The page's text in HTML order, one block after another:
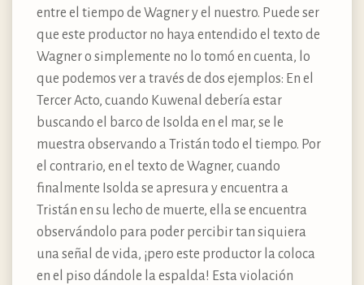
entre el tiempo de Wagner y el nuestro. Puede ser
que este productor no haya entendido el texto de
Wagner o simplemente no lo tomó en cuenta, lo
que podemos ver a través de dos ejemplos: En el
Tercer Acto, cuando Kuwenal debería estar
buscando el barco de Isolda en el mar, se le
muestra observando a Tristán todo el tiempo. Por
el contrario, en el texto de Wagner, cuando
finalmente Isolda se apresura y encuentra a
Tristán en su lecho de muerte, ella se encuentra
observándolo para poder percibir tan siquiera
una señal de vida, ¡pero este productor la coloca
en el piso dándole la espalda! Esta violación